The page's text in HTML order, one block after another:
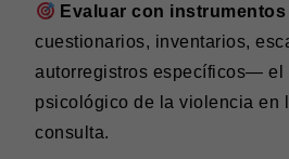
Evaluar con
cuestionarios, inventarios,
autorregistros específicos— el
psicológico de la violencia en
consulta.